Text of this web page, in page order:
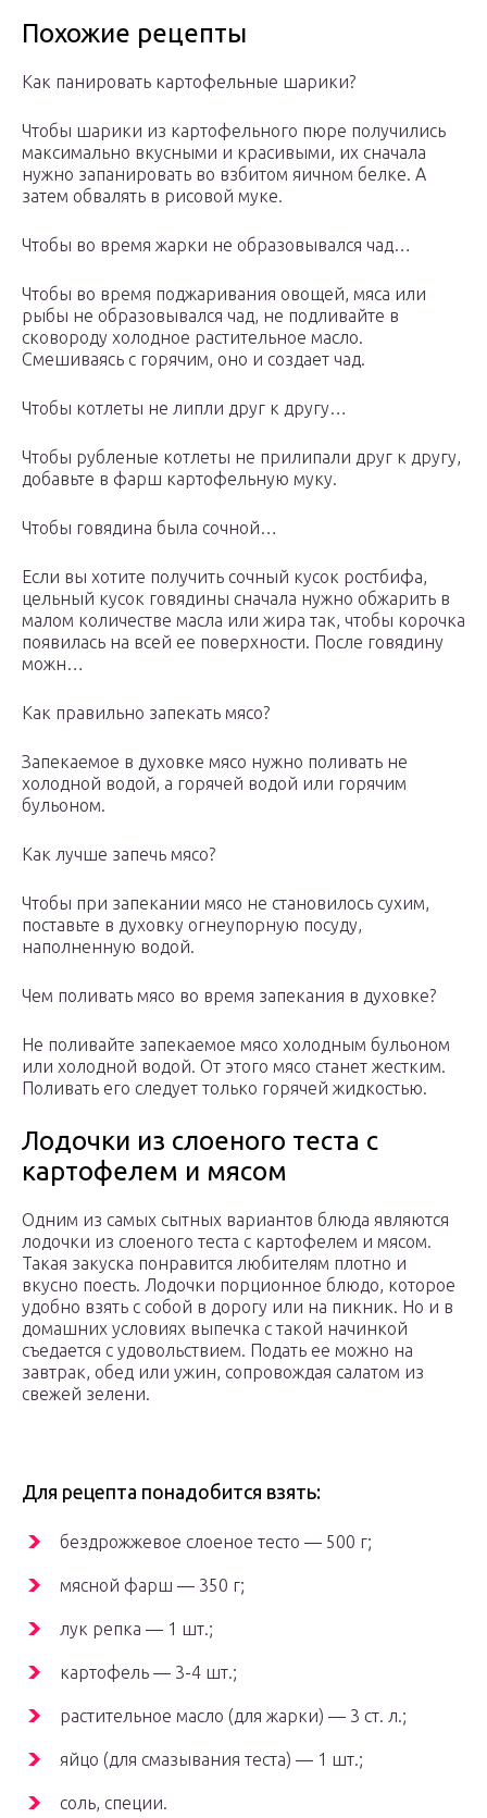
Похожие рецепты
Как панировать картофельные шарики?
Чтобы шарики из картофельного пюре получились
максимально вкусными и красивыми, их сначала
нужно запанировать во взбитом яичном белке. А
затем обвалять в рисовой муке.
Чтобы во время жарки не образовывался чад…
Чтобы во время поджаривания овощей, мяса или
рыбы не образовывался чад, не подливайте в
сковороду холодное растительное масло.
Смешиваясь с горячим, оно и создает чад.
Чтобы котлеты не липли друг к другу…
Чтобы рубленые котлеты не прилипали друг к другу,
добавьте в фарш картофельную муку.
Чтобы говядина была сочной…
Если вы хотите получить сочный кусок ростбифа,
цельный кусок говядины сначала нужно обжарить в
малом количестве масла или жира так, чтобы корочка
появилась на всей ее поверхности. После говядину
можн…
Как правильно запекать мясо?
Запекаемое в духовке мясо нужно поливать не
холодной водой, а горячей водой или горячим
бульоном.
Как лучше запечь мясо?
Чтобы при запекании мясо не становилось сухим,
поставьте в духовку огнеупорную посуду,
наполненную водой.
Чем поливать мясо во время запекания в духовке?
Не поливайте запекаемое мясо холодным бульоном
или холодной водой. От этого мясо станет жестким.
Поливать его следует только горячей жидкостью.
Лодочки из слоеного теста с
картофелем и мясом
Одним из самых сытных вариантов блюда являются
лодочки из слоеного теста с картофелем и мясом.
Такая закуска понравится любителям плотно и
вкусно поесть. Лодочки порционное блюдо, которое
удобно взять с собой в дорогу или на пикник. Но и в
домашних условиях выпечка с такой начинкой
съедается с удовольствием. Подать ее можно на
завтрак, обед или ужин, сопровождая салатом из
свежей зелени.
Для рецепта понадобится взять:
бездрожжевое слоеное тесто — 500 г;
мясной фарш — 350 г;
лук репка — 1 шт.;
картофель — 3-4 шт.;
растительное масло (для жарки) — 3 ст. л.;
яйцо (для смазывания теста) — 1 шт.;
соль, специи.